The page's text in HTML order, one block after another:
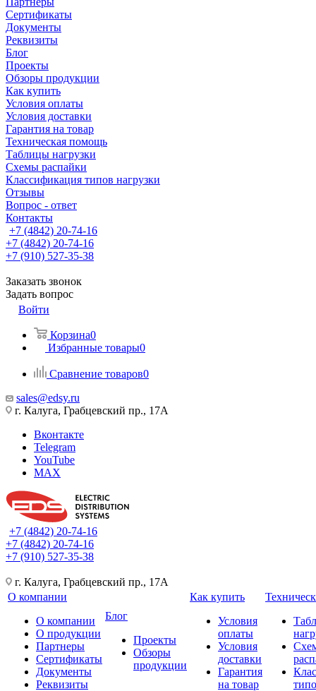
Сертификаты
Документы
Реквизиты
Блог
Проекты
Обзоры продукции
Как купить
Условия оплаты
Условия доставки
Гарантия на товар
Техническая помощь
Таблицы нагрузки
Схемы распайки
Классификация типов нагрузки
Отзывы
Вопрос - ответ
Контакты
+7 (4842) 20-74-16
+7 (4842) 20-74-16
+7 (910) 527-35-38
Заказать звонок
Задать вопрос
Войти
Корзина0
Избранные товары0
Сравнение товаров0
sales@edsy.ru
г. Калуга, Грабцевский пр., 17А
Вконтакте
Telegram
YouTube
MAX
+7 (4842) 20-74-16
+7 (4842) 20-74-16
+7 (910) 527-35-38
г. Калуга, Грабцевский пр., 17А
О компании
О компании
О продукции
Партнеры
Сертификаты
Документы
Реквизиты
Блог
Проекты
Обзоры
продукции
Как купить
Условия
оплаты
Условия
доставки
Гарантия
на товар